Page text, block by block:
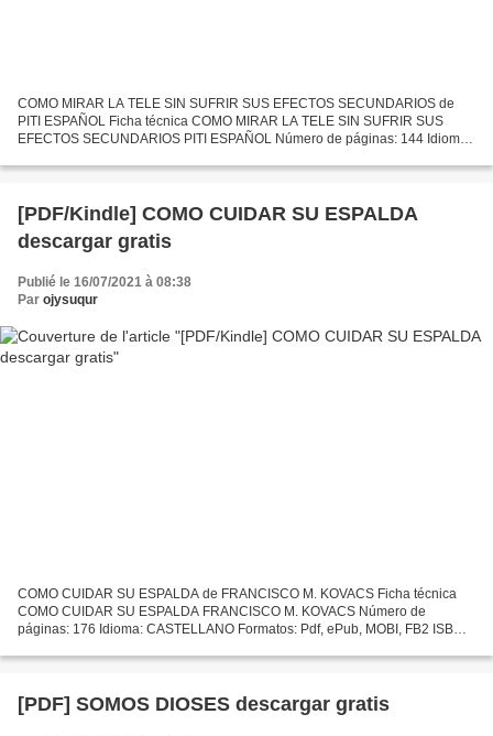
COMO MIRAR LA TELE SIN SUFRIR SUS EFECTOS SECUNDARIOS de
PITI ESPAÑOL Ficha técnica COMO MIRAR LA TELE SIN SUFRIR SUS
EFECTOS SECUNDARIOS PITI ESPAÑOL Número de páginas: 144 Idioma:
Editorial:...
[PDF/Kindle] COMO CUIDAR SU ESPALDA
descargar gratis
Publié le 16/07/2021 à 08:38
Par ojysuqur
COMO CUIDAR SU ESPALDA de FRANCISCO M. KOVACS Ficha técnica
COMO CUIDAR SU ESPALDA FRANCISCO M. KOVACS Número de
páginas: 176 Idioma: CASTELLANO Formatos: Pdf, ePub, MOBI, FB2 ISBN:
eBook...
[PDF] SOMOS DIOSES descargar gratis